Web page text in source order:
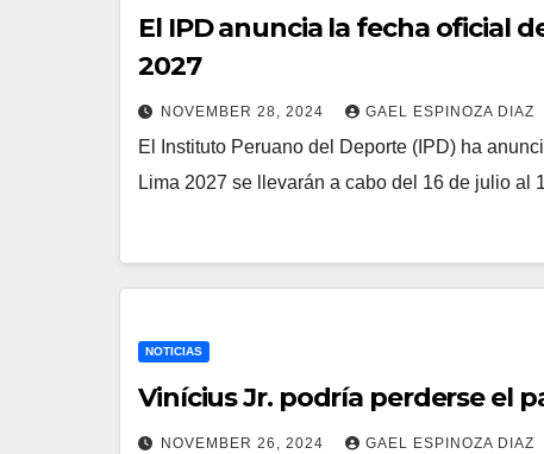
El IPD anuncia la fecha oficial
2027
NOVEMBER 28, 2024 GAEL ESPINOZA DIAZ
El Instituto Peruano del Deporte (IPD) ha
Lima 2027 se llevarán a cabo del 16 de julio al
NOTICIAS
Vinícius Jr. podría perderse el
NOVEMBER 26, 2024 GAEL ESPINOZA DIAZ